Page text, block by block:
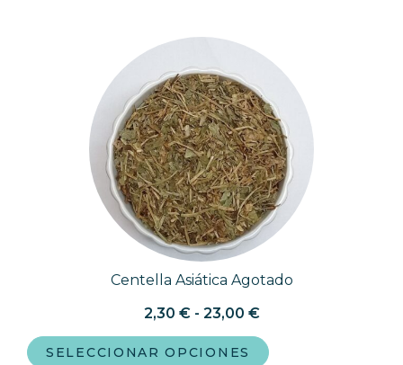
Centella Asiática Agotado
2,30 € - 23,00 €
SELECCIONAR OPCIONES